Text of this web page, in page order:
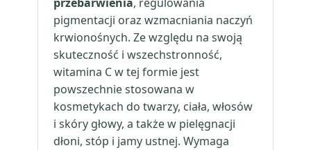
pigmentacji oraz wzmacniania naczyń
krwionośnych. Ze względu na swoją
skuteczność i wszechstronność,
witamina C w tej formie jest
powszechnie stosowana w
kosmetykach do twarzy, ciała, włosów
i skóry głowy, a także w pielęgnacji
dłoni, stóp i jamy ustnej. Wymaga